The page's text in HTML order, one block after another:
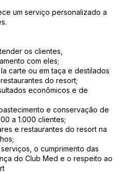
um serviço personalizado a
os clientes,
com eles;
carte ou em taça e destilados
do resort;
econômicos e de
e conservação de
a 1.000 clientes;
e restaurantes do resort na
o cumprimento das
do Club Med e o respeito ao